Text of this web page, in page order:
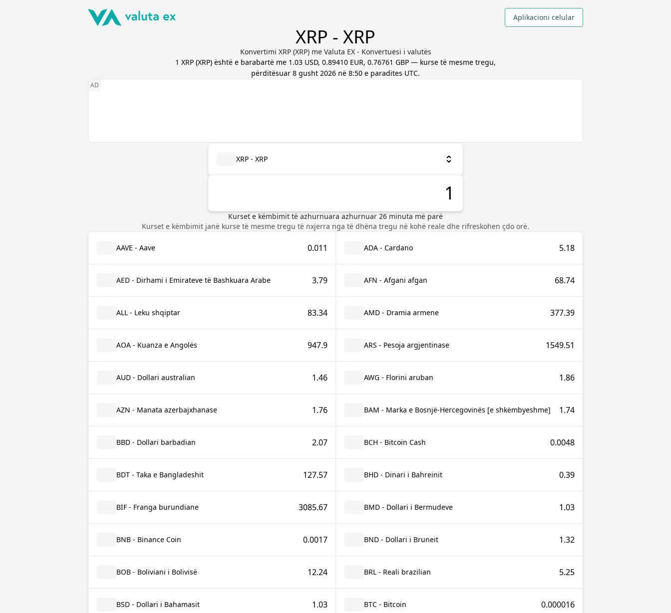
Aplikacioni celular
XRP - XRP
Konvertimi XRP (XRP) me Valuta EX - Konvertuesi i valutës
1 XRP (XRP) është e barabartë me 1.03 USD, 0.89410 EUR, 0.76761 GBP — kurse të mesme tregu,
përditësuar 8 gusht 2026 në 8:50 e paradites UTC.
XRP - XRP
Kurset e këmbimit të azhurnuara azhurnuar 26 minuta më parë
Kurset e këmbimit janë kurse të mesme tregu të nxjerra nga të dhëna tregu në kohë reale dhe rifreskohen çdo orë.
AAVE - Aave 0.011 ADA - Cardano 5.18
AED - Dirhami i Emirateve të Bashkuara Arabe 3.79 AFN - Afgani afgan 68.74
ALL - Leku shqiptar 83.34 AMD - Dramia armene 377.39
AOA - Kuanza e Angolës 947.9 ARS - Pesoja argjentinase 1549.51
AUD - Dollari australian 1.46 AWG - Florini aruban 1.86
AZN - Manata azerbajxhanase 1.76 BAM - Marka e Bosnjë-Hercegovinës [e shkëmbyeshme] 1.74
BBD - Dollari barbadian 2.07 BCH - Bitcoin Cash 0.0048
BDT - Taka e Bangladeshit 127.57 BHD - Dinari i Bahreinit 0.39
BIF - Franga burundiane 3085.67 BMD - Dollari i Bermudeve 1.03
BNB - Binance Coin 0.0017 BND - Dollari i Bruneit 1.32
BOB - Boliviani i Bolivisë 12.24 BRL - Reali brazilian 5.25
BSD - Dollari i Bahamasit 1.03 BTC - Bitcoin 0.000016